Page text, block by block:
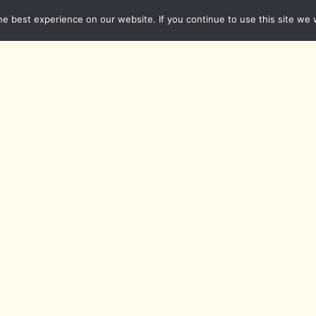
best experience on our website. If you continue to use this site we